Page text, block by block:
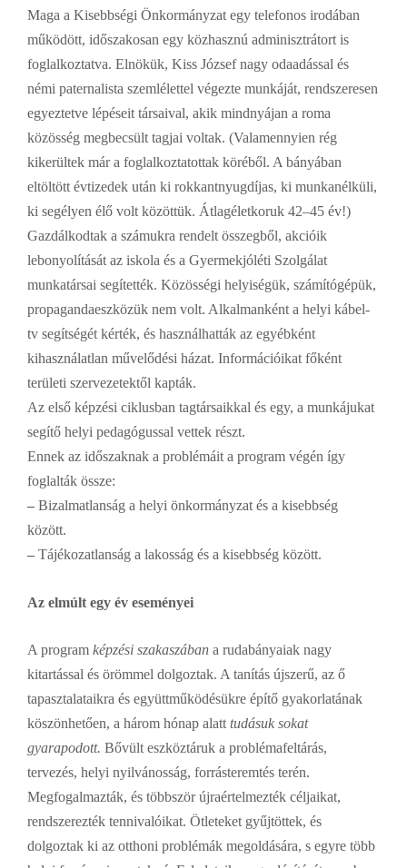
Maga a Kisebbségi Önkormányzat egy telefonos irodában
működött, időszakosan egy közhasznú adminisztrátort is
foglalkoztatva. Elnökük, Kiss József nagy odaadással és
némi paternalista szemlélettel végezte munkáját, rendszeresen
egyeztetve lépéseit társaival, akik mindnyájan a roma
közösség megbecsült tagjai voltak. (Valamennyien rég
kikerültek már a foglalkoztatottak köréből. A bányában
eltöltött évtizedek után ki rokkantnyugdíjas, ki munkanélküli,
ki segélyen élő volt közöttük. Átlagéletkoruk 42–45 év!)
Gazdálkodtak a számukra rendelt összegből, akcióik
lebonyolítását az iskola és a Gyermekjóléti Szolgálat
munkatársai segítették. Közösségi helyiségük, számítógépük,
propagandaeszközük nem volt. Alkalmanként a helyi kábel-
tv segítségét kérték, és használhatták az egyébként
kihasználatlan művelődési házat. Információikat főként
területi szervezetektől kapták.
Az első képzési ciklusban tagtársaikkal és egy, a munkájukat
segítő helyi pedagógussal vettek részt.
Ennek az időszaknak a problémáit a program végén így
foglalták össze:
– Bizalmatlanság a helyi önkormányzat és a kisebbség
között.
– Tájékozatlanság a lakosság és a kisebbség között.
Az elmúlt egy év eseményei
A program képzési szakaszában a rudabányaiak nagy
kitartással és örömmel dolgoztak. A tanítás újszerű, az ő
tapasztalataikra és együttműködésükre építő gyakorlatának
köszönhetően, a három hónap alatt tudásuk sokat
gyarapodott. Bővült eszköztáruk a problémafeltárás,
tervezés, helyi nyilvánosság, forrásteremtés terén.
Megfogalmazták, és többször újraértelmezték céljaikat,
rendszerezték tennivalóikat. Ötleteket gyűjtöttek, és
dolgoztak ki az otthoni problémák megoldására, s egyre több